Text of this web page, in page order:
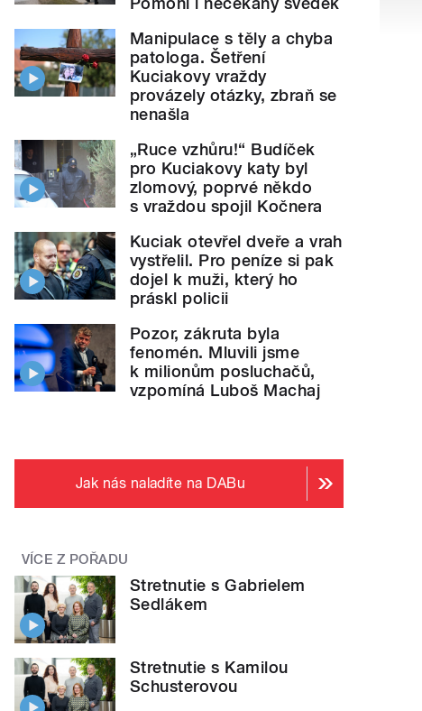
Manipulace s těly a chyba
patologa. Šetření
Kuciakovy vraždy
provázely otázky, zbraň se
nenašla
„Ruce vzhůru!“ Budíček
pro Kuciakovy katy byl
zlomový, poprvé někdo
s vraždou spojil Kočnera
Kuciak otevřel dveře a vrah
vystřelil. Pro peníze si pak
dojel k muži, který ho
práskl policii
Pozor, zákruta byla
fenomén. Mluvili jsme
k milionům posluchačů,
vzpomíná Luboš Machaj
Jak nás naladíte na DABu
VÍCE Z POŘADU
Stretnutie s Gabrielem
Sedlákem
Stretnutie s Kamilou
Schusterovou